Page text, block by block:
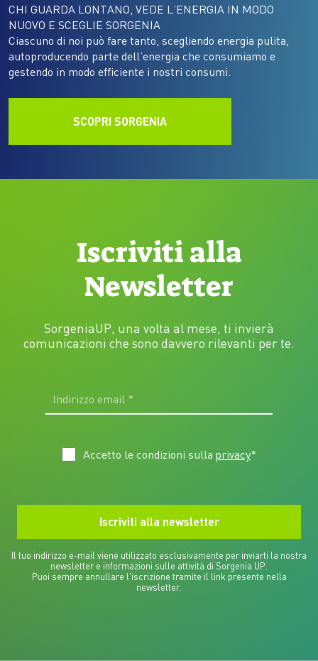
CHI GUARDA LONTANO, VEDE L’ENERGIA IN MODO
NUOVO E SCEGLIE SORGENIA
Ciascuno di noi può fare tanto, scegliendo energia pulita,
autoproducendo parte dell’energia che consumiamo e
gestendo in modo efficiente i nostri consumi.
SCOPRI SORGENIA
Iscriviti alla
Newsletter
SorgeniaUP, una volta al mese, ti invierà
comunicazioni che sono davvero rilevanti per te.
Accetto le condizioni sulla privacy*
Il tuo indirizzo e-mail viene utilizzato esclusivamente per inviarti la nostra
newsletter e informazioni sulle attività di Sorgenia UP.
Puoi sempre annullare l'iscrizione tramite il link presente nella
newsletter.